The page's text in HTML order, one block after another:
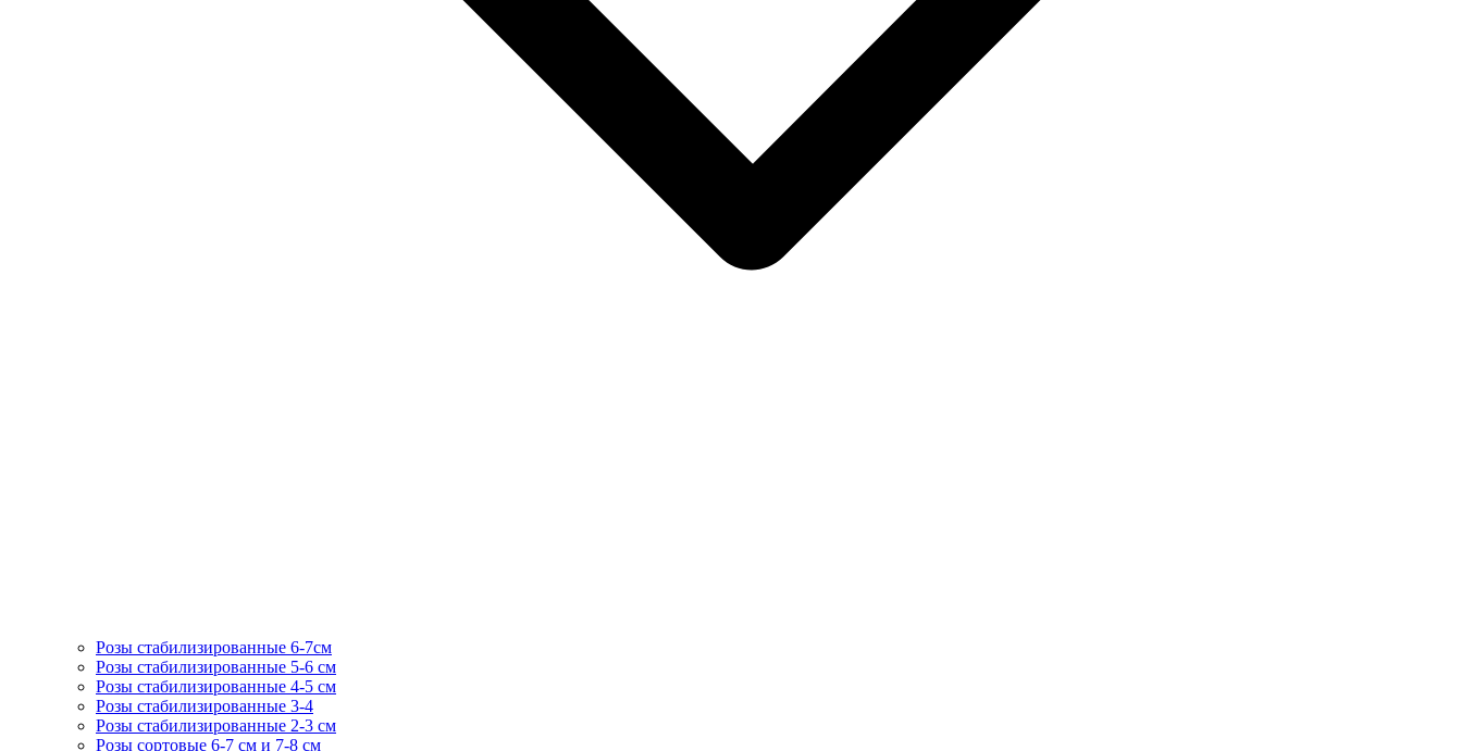
Розы стабилизированные 6-7см
Розы стабилизированные 5-6 см
Розы стабилизированные 4-5 см
Розы стабилизированные 3-4
Розы стабилизированные 2-3 см
Розы сортовые 6-7 см и 7-8 см